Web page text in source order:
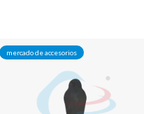
mercado de accesorios